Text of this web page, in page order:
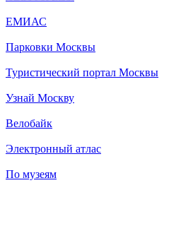
ЕМИАС
Парковки Москвы
Туристический портал Москвы
Узнай Москву
Велобайк
Электронный атлас
По музеям